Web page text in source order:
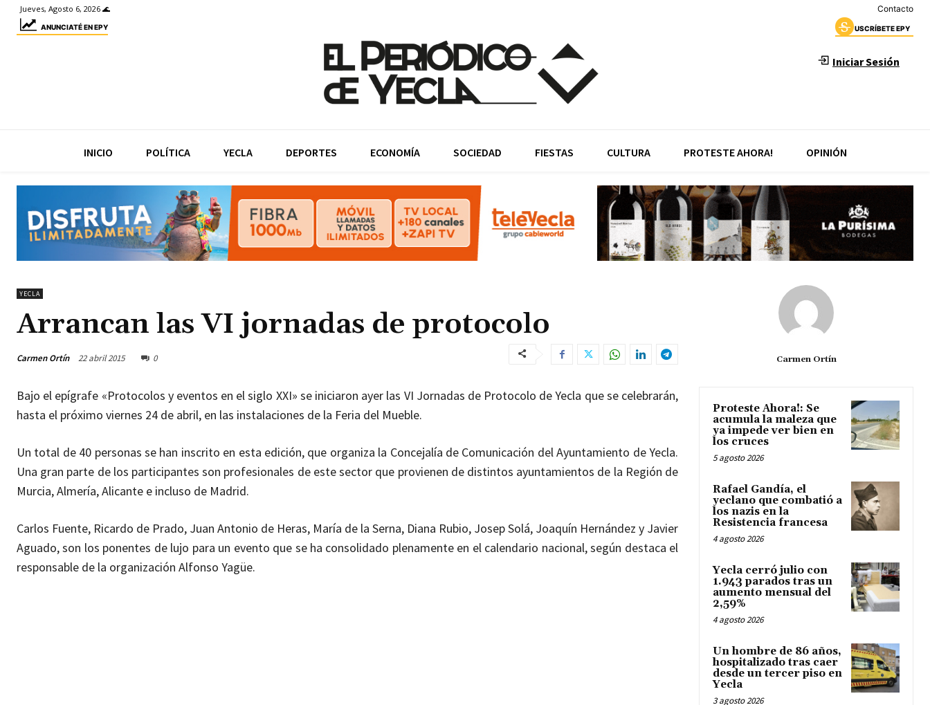
Jueves, Agosto 6, 2026 🌊 Contacto
ANUNCIATÉ EN EPY USCRÍBETE EPY
Iniciar Sesión
INICIO POLÍTICA YECLA DEPORTES ECONOMÍA SOCIEDAD FIESTAS CULTURA PROTESTE AHORA! OPINIÓN
YECLA
Arrancan las VI jornadas de protocolo
Carmen Ortín 22 abril 2015 0
Bajo el epígrafe «Protocolos y eventos en el siglo XXI» se iniciaron ayer las VI Jornadas de Protocolo de Yecla que se celebrarán,
hasta el próximo viernes 24 de abril, en las instalaciones de la Feria del Mueble.
Un total de 40 personas se han inscrito en esta edición, que organiza la Concejalía de Comunicación del Ayuntamiento de Yecla.
Una gran parte de los participantes son profesionales de este sector que provienen de distintos ayuntamientos de la Región de
Murcia, Almería, Alicante e incluso de Madrid.
Carlos Fuente, Ricardo de Prado, Juan Antonio de Heras, María de la Serna, Diana Rubio, Josep Solá, Joaquín Hernández y Javier
Aguado, son los ponentes de lujo para un evento que se ha consolidado plenamente en el calendario nacional, según destaca el
responsable de la organización Alfonso Yagüe.
Carmen Ortín
Proteste Ahora!: Se
acumula la maleza que
ya impede ver bien en
los cruces
5 agosto 2026
Rafael Gandía, el
yeclano que combatió a
los nazis en la
Resistencia francesa
4 agosto 2026
Yecla cerró julio con
1.943 parados tras un
aumento mensual del
2,59%
4 agosto 2026
Un hombre de 86 años,
hospitalizado tras caer
desde un tercer piso en
Yecla
3 agosto 2026